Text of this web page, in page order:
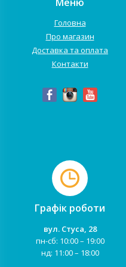
Головна
Про магазин
Доставка та оплата
Контакти
Графік роботи
вул. Стуса, 28
пн-сб: 10:00 – 19:00
нд: 11:00 – 18:00